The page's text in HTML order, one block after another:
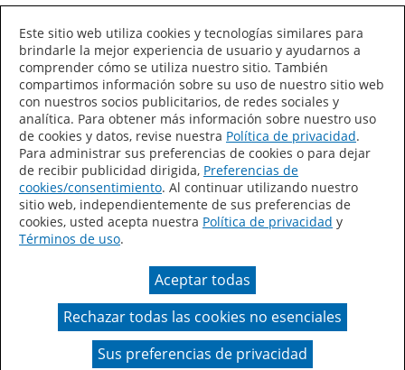
Declaración de accesibilidad
Mapa del sitio
Términos de uso
Privacidad
Sus preferencias de privacidad
Ley de Cadenas de Suministro de California
Un color real puede variar en comparación con la
presentación en pantalla.
Este sitio web utiliza cookies y tecnologías similares para
brindarle la mejor experiencia de usuario y ayudarnos a
comprender cómo se utiliza nuestro sitio. También
compartimos información sobre su uso de nuestro sitio web
con nuestros socios publicitarios, de redes sociales y
analítica. Para obtener más información sobre nuestro uso
de cookies y datos, revise nuestra Política de privacidad.
Para administrar sus preferencias de cookies o para dejar
de recibir publicidad dirigida, Preferencias de
cookies/consentimiento. Al continuar utilizando nuestro
sitio web, independientemente de sus preferencias de
cookies, usted acepta nuestra Política de privacidad y
Términos de uso.
Aceptar todas
Rechazar todas las cookies no esenciales
Sus preferencias de privacidad